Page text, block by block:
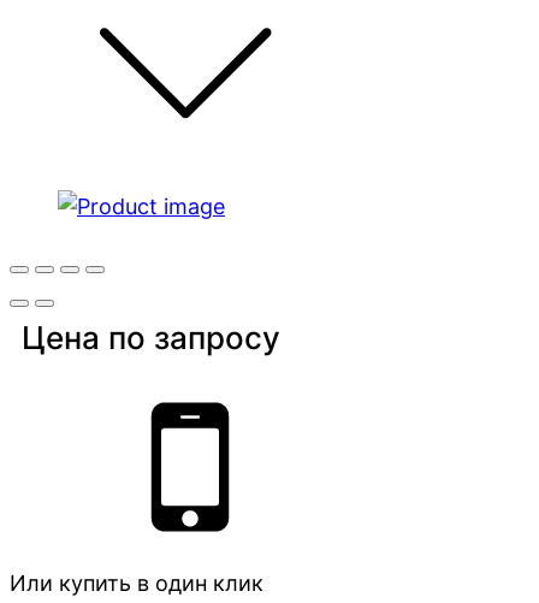
Цена по запросу
Или купить в один клик